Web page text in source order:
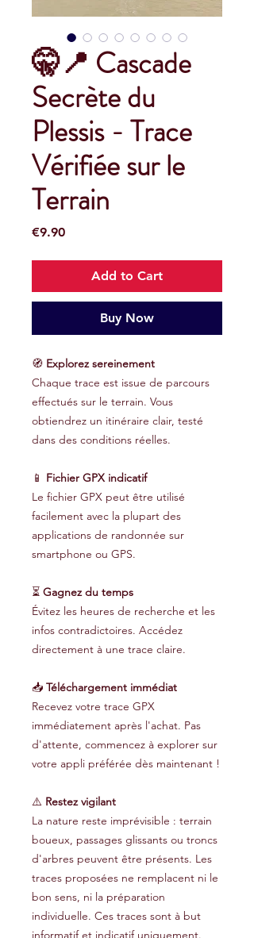
🤫📍 Cascade
Secrète du
Plessis - Trace
Vérifiée sur le
Terrain
€9.90Price
Add to Cart
Buy Now
🧭 Explorez sereinement
Chaque trace est issue de parcours
effectués sur le terrain. Vous
obtiendrez un itinéraire clair, testé
dans des conditions réelles.
📱 Fichier GPX indicatif
Le fichier GPX peut être utilisé
facilement avec la plupart des
applications de randonnée sur
smartphone ou GPS.
⏳ Gagnez du temps
Évitez les heures de recherche et les
infos contradictoires. Accédez
directement à une trace claire.
📥 Téléchargement immédiat
Recevez votre trace GPX
immédiatement après l'achat. Pas
d'attente, commencez à explorer sur
votre appli préférée dès maintenant !
⚠️ Restez vigilant
La nature reste imprévisible : terrain
boueux, passages glissants ou troncs
d'arbres peuvent être présents. Les
traces proposées ne remplacent ni le
bon sens, ni la préparation
individuelle. Ces traces sont à but